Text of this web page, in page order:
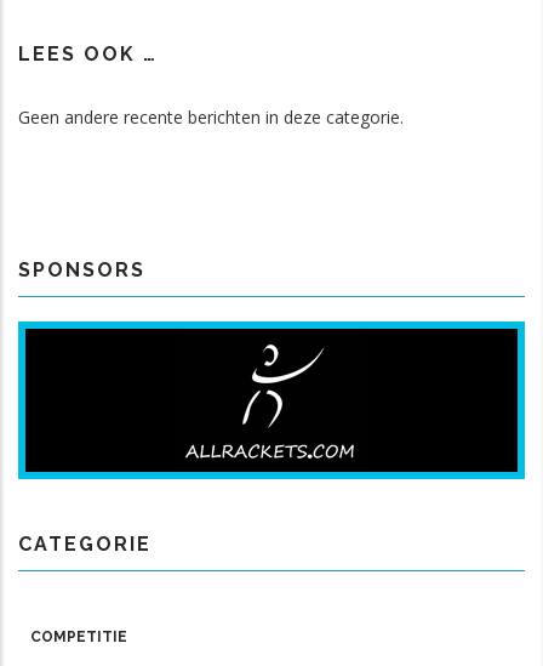
LEES OOK …
Geen andere recente berichten in deze categorie.
SPONSORS
CATEGORIE
COMPETITIE